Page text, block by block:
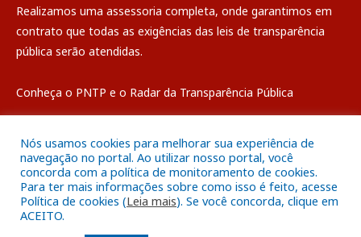
Realizamos uma assessoria completa, onde garantimos em
contrato que todas as exigências das leis de transparência
pública serão atendidas.
Conheça o PNTP e o Radar da Transparência Pública
Todos os direitos reservados a Câmara Municipal de Breves
Mapa do Site
Nós usamos cookies para melhorar sua experiência de
navegação no portal. Ao utilizar nosso portal, você
concorda com a política de monitoramento de cookies.
Para ter mais informações sobre como isso é feito, acesse
Política de cookies (Leia mais). Se você concorda, clique em
ACEITO.